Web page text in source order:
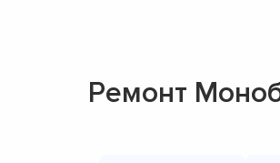
Ремонт